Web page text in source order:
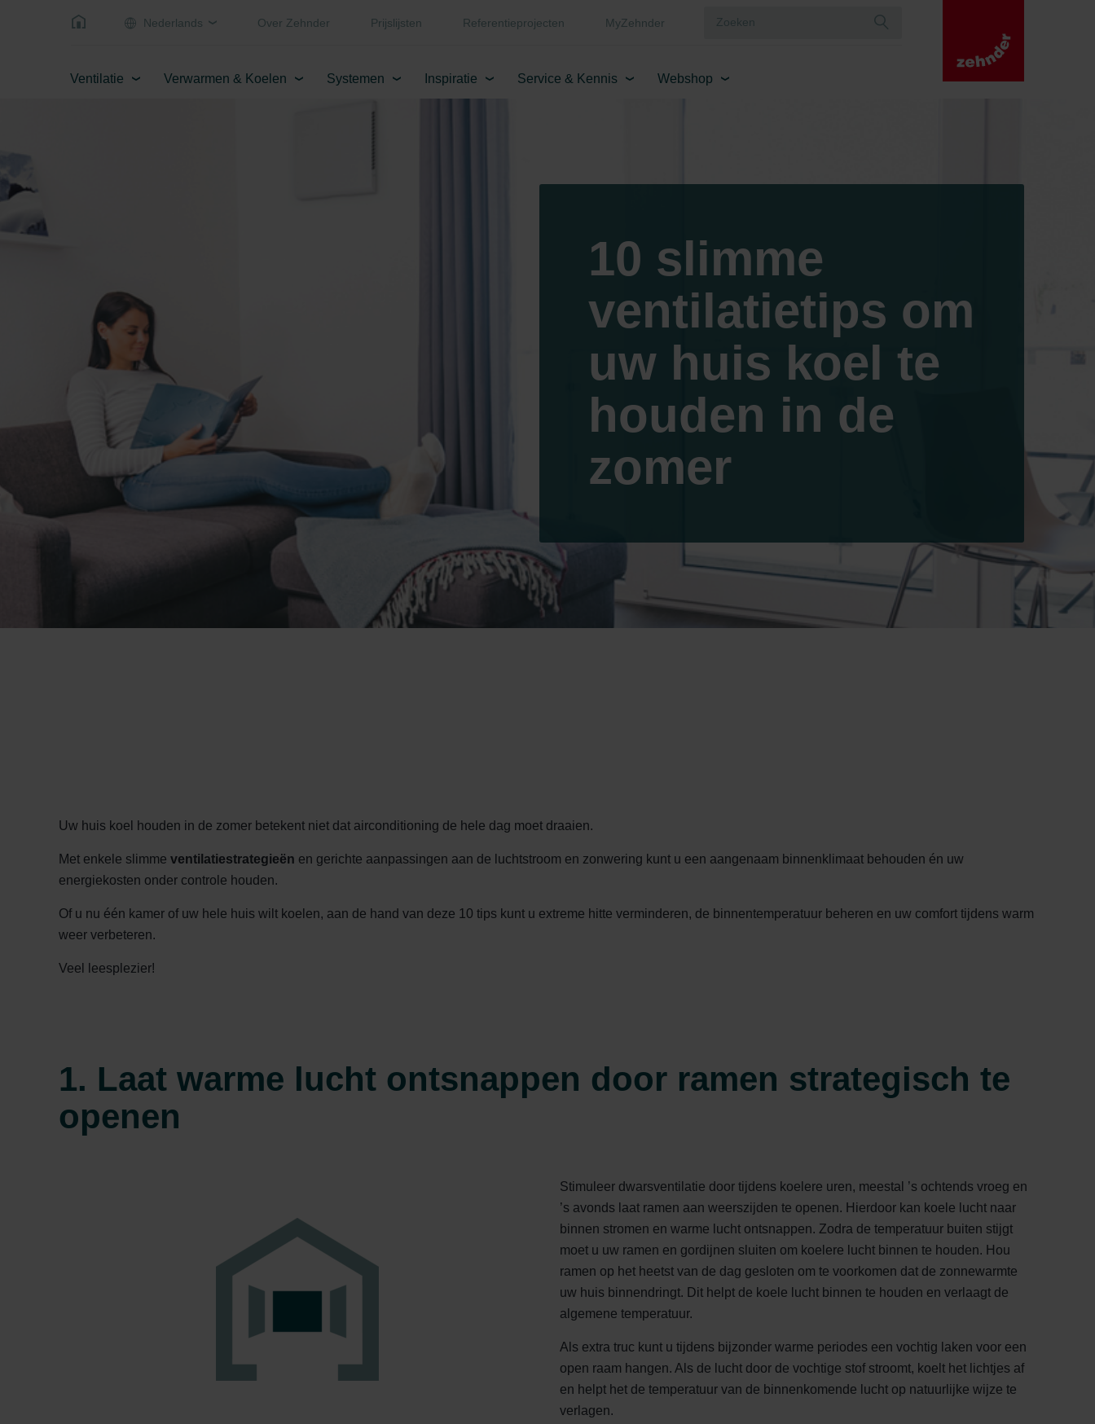
Nederlands Over Zehnder Prijslijsten Referentieprojecten MyZehnder
Ventilatie Verwarmen & Koelen Systemen Inspiratie Service & Kennis Webshop
10 slimme
ventilatietips om
uw huis koel te
houden in de
zomer
Uw huis koel houden in de zomer betekent niet dat airconditioning de hele dag moet draaien.
Met enkele slimme ventilatiestrategieën en gerichte aanpassingen aan de luchtstroom en zonwering kunt u een aangenaam binnenklimaat behouden én uw
energiekosten onder controle houden.
Of u nu één kamer of uw hele huis wilt koelen, aan de hand van deze 10 tips kunt u extreme hitte verminderen, de binnentemperatuur beheren en uw comfort tijdens warm
weer verbeteren.
Veel leesplezier!
1. Laat warme lucht ontsnappen door ramen strategisch te
openen
Stimuleer dwarsventilatie door tijdens koelere uren, meestal ’s ochtends vroeg en
’s avonds laat ramen aan weerszijden te openen. Hierdoor kan koele lucht naar
binnen stromen en warme lucht ontsnappen. Zodra de temperatuur buiten stijgt
moet u uw ramen en gordijnen sluiten om koelere lucht binnen te houden. Hou
ramen op het heetst van de dag gesloten om te voorkomen dat de zonnewarmte
uw huis binnendringt. Dit helpt de koele lucht binnen te houden en verlaagt de
algemene temperatuur.
Als extra truc kunt u tijdens bijzonder warme periodes een vochtig laken voor een
open raam hangen. Als de lucht door de vochtige stof stroomt, koelt het lichtjes af
en helpt het de temperatuur van de binnenkomende lucht op natuurlijke wijze te
verlagen.